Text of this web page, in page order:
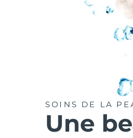
SOINS DE LA
Une